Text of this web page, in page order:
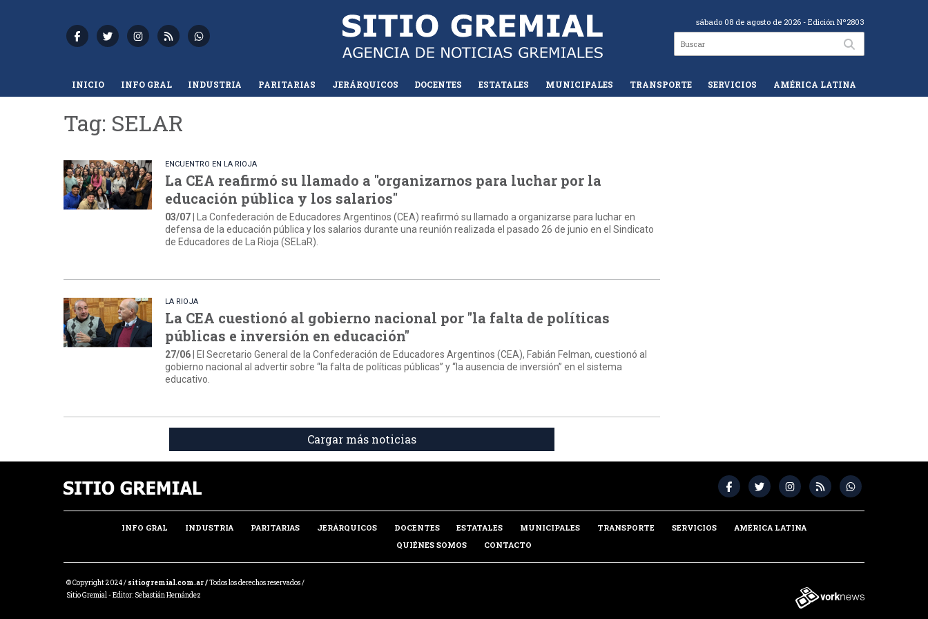
sábado 08 de agosto de 2026 - Edición Nº2803
INICIO INFO GRAL INDUSTRIA PARITARIAS JERÁRQUICOS DOCENTES ESTATALES MUNICIPALES TRANSPORTE SERVICIOS AMÉRICA LATINA
Tag: SELAR
ENCUENTRO EN LA RIOJA
La CEA reafirmó su llamado a "organizarnos para luchar por la
educación pública y los salarios"
03/07 | La Confederación de Educadores Argentinos (CEA) reafirmó su llamado a organizarse para luchar en
defensa de la educación pública y los salarios durante una reunión realizada el pasado 26 de junio en el Sindicato
de Educadores de La Rioja (SELaR).
LA RIOJA
La CEA cuestionó al gobierno nacional por "la falta de políticas
públicas e inversión en educación"
27/06 | El Secretario General de la Confederación de Educadores Argentinos (CEA), Fabián Felman, cuestionó al
gobierno nacional al advertir sobre “la falta de políticas públicas” y “la ausencia de inversión” en el sistema
educativo.
Cargar más noticias
INFO GRAL INDUSTRIA PARITARIAS JERÁRQUICOS DOCENTES ESTATALES MUNICIPALES TRANSPORTE SERVICIOS
AMÉRICA LATINA
QUIÉNES SOMOS
CONTACTO
© Copyright 2024 / sitiogremial.com.ar /Todos los derechos reservados /
Sitio Gremial - Editor: Sebastián Hernández